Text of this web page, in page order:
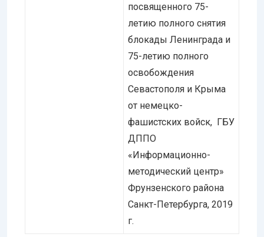
посвященного 75-
летию полного снятия
блокады Ленинграда и
75-летию полного
освобождения
Севастополя и Крыма
от немецко-
фашистских войск, ГБУ
ДППО
«Информационно-
методический центр»
Фрунзенского района
Санкт-Петербурга, 2019
г.